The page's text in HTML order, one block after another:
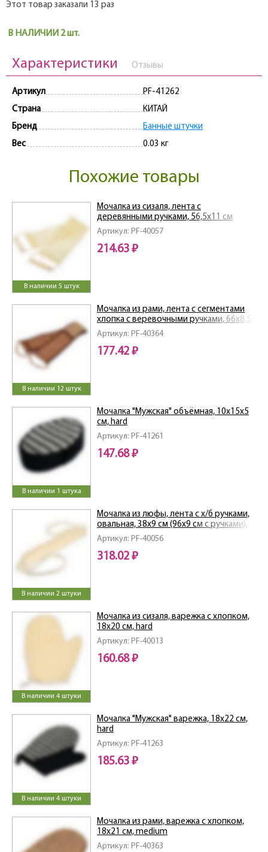
Этот товар заказали 13 раз
В НАЛИЧИИ 2 шт.
Характеристики Отзывы
Артикул
PF-41262
Страна
КИТАЙ
Бренд
Банные штучки
Вес
0.03 кг
Похожие товары
В наличии 5 штук
Артикул: PF-40057
Мочалка из сизаля, лента с
деревянными ручками, 56,5х11 см
(66,5х11 см с ручками) "Банные штучки"
/30
214.63 ₽
В наличии 12 штук
Артикул: PF-40364
Мочалка из рами, лента с сегментами
хлопка с веревочными ручками, 66х8,5
см (76х8,5 см с ручками)
177.42 ₽
В наличии 1 штука
Артикул: PF-41261
Мочалка "Мужская" объёмная, 10х15х5
см, hard
147.68 ₽
В наличии 2 штуки
Артикул: PF-40056
Мочалка из люфы, лента с х/б ручками,
овальная, 38х9 см (96х9 см с ручками),
medium
318.02 ₽
В наличии 4 штуки
Артикул: PF-40013
Мочалка из сизаля, варежка с хлопком,
18х20 см, hard
160.68 ₽
В наличии 4 штуки
Артикул: PF-41263
Мочалка "Мужская" варежка, 18х22 см,
hard
185.63 ₽
Артикул: PF-40363
Мочалка из рами, варежка с хлопком,
18х21 см, medium